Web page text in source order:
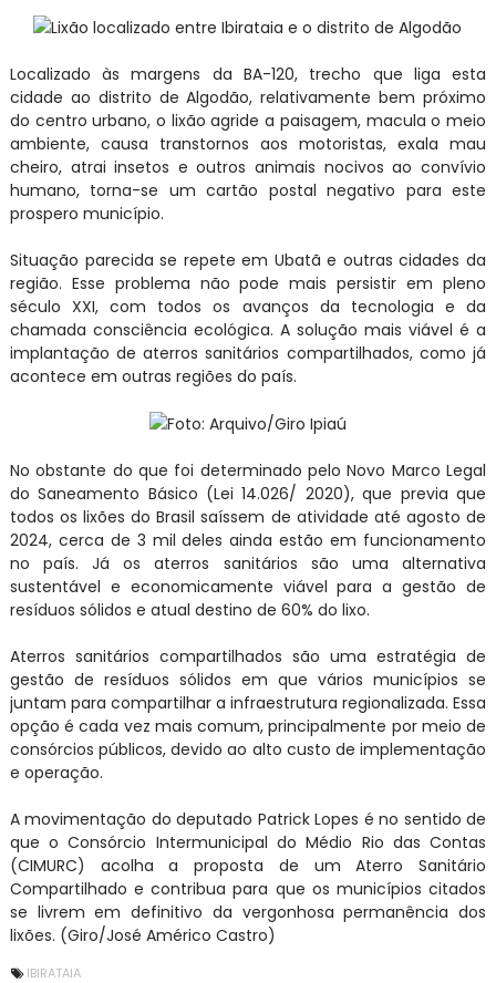
Lixão localizado entre Ibirataia e o distrito de Algodão
Localizado às margens da BA-120, trecho que liga esta
cidade ao distrito de Algodão, relativamente bem próximo
do centro urbano, o lixão agride a paisagem, macula o meio
ambiente, causa transtornos aos motoristas, exala mau
cheiro, atrai insetos e outros animais nocivos ao convívio
humano, torna-se um cartão postal negativo para este
prospero município.
Situação parecida se repete em Ubatã e outras cidades da
região. Esse problema não pode mais persistir em pleno
século XXI, com todos os avanços da tecnologia e da
chamada consciência ecológica. A solução mais viável é a
implantação de aterros sanitários compartilhados, como já
acontece em outras regiões do país.
Foto: Arquivo/Giro Ipiaú
No obstante do que foi determinado pelo Novo Marco Legal
do Saneamento Básico (Lei 14.026/ 2020), que previa que
todos os lixões do Brasil saíssem de atividade até agosto de
2024, cerca de 3 mil deles ainda estão em funcionamento
no país. Já os aterros sanitários são uma alternativa
sustentável e economicamente viável para a gestão de
resíduos sólidos e atual destino de 60% do lixo.
Aterros sanitários compartilhados são uma estratégia de
gestão de resíduos sólidos em que vários municípios se
juntam para compartilhar a infraestrutura regionalizada. Essa
opção é cada vez mais comum, principalmente por meio de
consórcios públicos, devido ao alto custo de implementação
e operação.
A movimentação do deputado Patrick Lopes é no sentido de
que o Consórcio Intermunicipal do Médio Rio das Contas
(CIMURC) acolha a proposta de um Aterro Sanitário
Compartilhado e contribua para que os municípios citados
se livrem em definitivo da vergonhosa permanência dos
lixões. (Giro/José Américo Castro)
IBIRATAIA